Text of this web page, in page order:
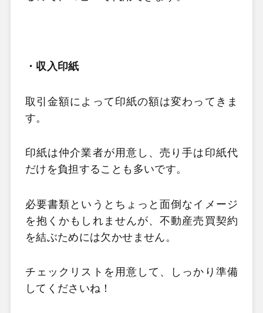
・収入印紙
取引金額によって印紙の額は変わってきま
す。
印紙は仲介業者が用意し、売り手は印紙代
だけを負担することも多いです。
必要書類というとちょっと面倒なイメージ
を抱くかもしれませんが、不動産売買契約
を結ぶためには欠かせません。
チェックリストを用意して、しっかり準備
してくださいね！